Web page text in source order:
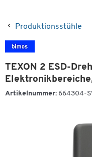
Produktionsstühle
TEXON 2 ESD-
Artikelnummer: 664304-